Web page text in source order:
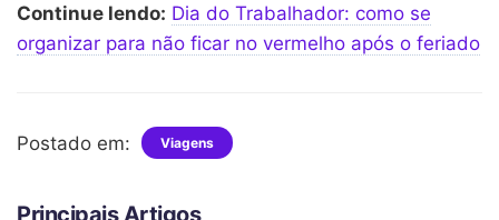
Continue lendo: Dia do Trabalhador: como se
organizar para não ficar no vermelho após o feriado
Postado em: Viagens
Principais Artigos